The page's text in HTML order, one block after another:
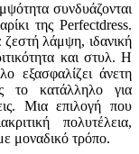
συνδυάζονται
της Perfectdress.
ζεστή λάμψη, ιδανική
και στυλ. Η
εξασφαλίζει άνετη
το κατάλληλο για
Μια επιλογή που
πολυτέλεια,
μοναδικό τρόπο.